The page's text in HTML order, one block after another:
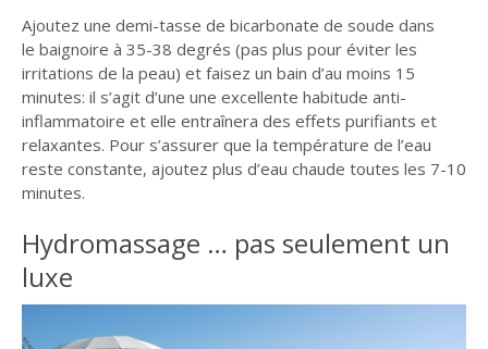
Ajoutez une demi-tasse de bicarbonate de soude dans
le baignoire à 35-38 degrés (pas plus pour éviter les
irritations de la peau) et faisez un bain d’au moins 15
minutes: il s’agit d’une une excellente habitude anti-
inflammatoire et elle entraînera des effets purifiants et
relaxantes. Pour s’assurer que la température de l’eau
reste constante, ajoutez plus d’eau chaude toutes les 7-10
minutes.
Hydromassage … pas seulement un
luxe